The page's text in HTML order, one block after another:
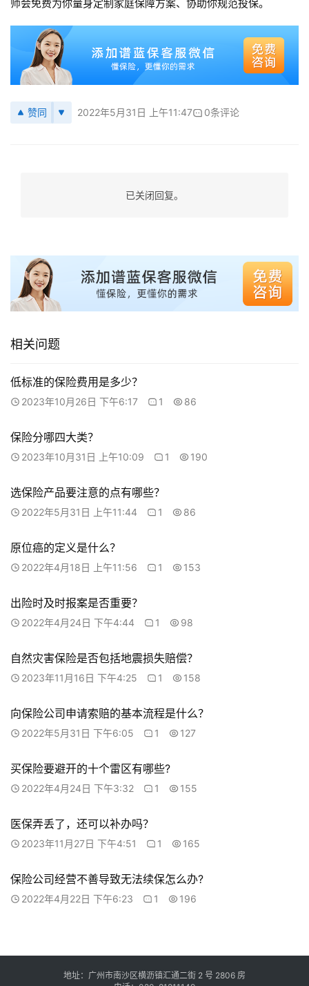
师会免费为你量身定制家庭保障方案、协助你规范投保。
赞同 2022年5月31日 上午11:47 0条评论
已关闭回复。
相关问题
低标准的保险费用是多少？
2023年10月26日 下午6:17 1 86
保险分哪四大类？
2023年10月31日 上午10:09 1 190
选保险产品要注意的点有哪些？
2022年5月31日 上午11:44 1 86
原位癌的定义是什么？
2022年4月18日 上午11:56 1 153
出险时及时报案是否重要？
2022年4月24日 下午4:44 1 98
自然灾害保险是否包括地震损失赔偿？
2023年11月16日 下午4:25 1 158
向保险公司申请索赔的基本流程是什么？
2022年5月31日 下午6:05 1 127
买保险要避开的十个雷区有哪些?
2022年4月24日 下午3:32 1 155
医保弄丢了，还可以补办吗？
2023年11月27日 下午4:51 1 165
保险公司经营不善导致无法续保怎么办?
2022年4月22日 下午6:23 1 196
地址：广州市南沙区横沥镇汇通二街 2 号 2806 房